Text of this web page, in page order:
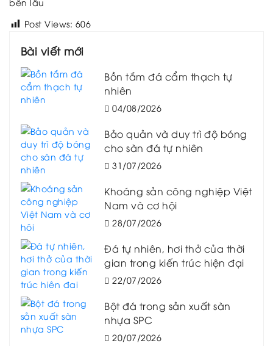
Post Views: 606
Bài viết mới
Bồn tắm đá cẩm thạch tự
nhiên
04/08/2026
Bảo quản và duy trì độ bóng
cho sàn đá tự nhiên
31/07/2026
Khoáng sản công nghiệp Việt
Nam và cơ hội
28/07/2026
Đá tự nhiên, hơi thở của thời
gian trong kiến trúc hiện đại
22/07/2026
Bột đá trong sản xuất sàn
nhựa SPC
20/07/2026